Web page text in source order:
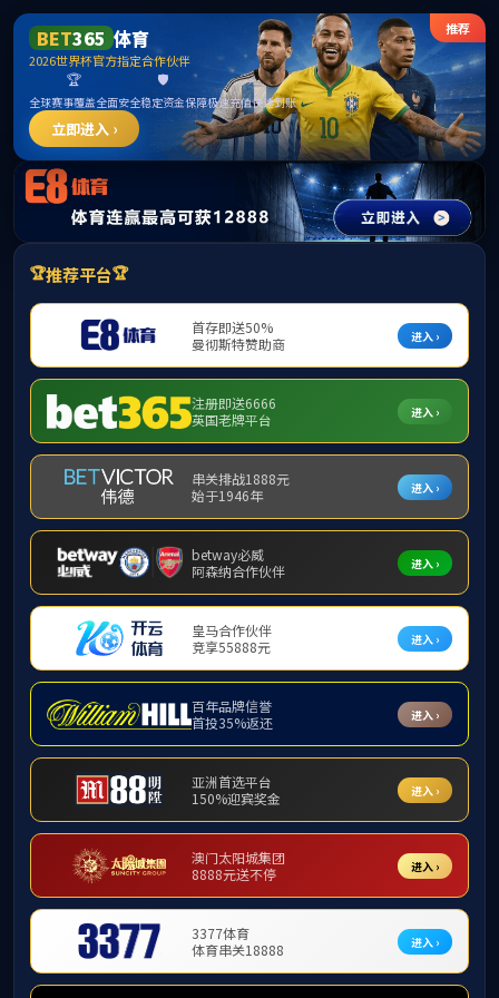
中国·必威(bw·西汉姆联)有限公司-Official
website
提示：访问地址无效，286/http:/twgz找不到对应的栏目！
首页 关闭此页